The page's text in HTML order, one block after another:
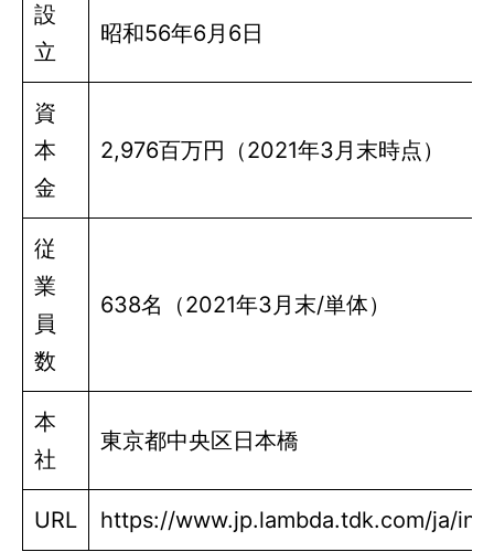
設
立
昭和56年6月6日
資
本
金
2,976百万円（2021年3月末時点）
従
業
員
数
638名（2021年3月末/単体）
本
社
東京都中央区日本橋
URL https://www.jp.lambda.tdk.com/ja/